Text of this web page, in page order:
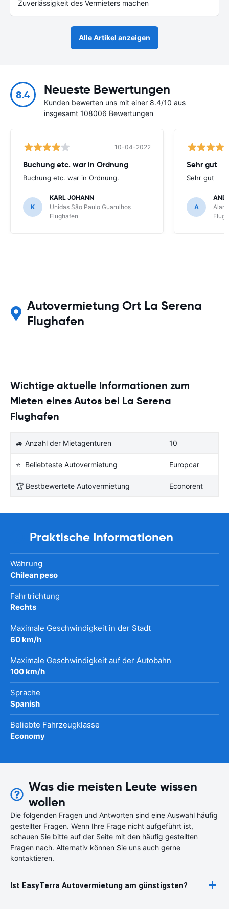
Zuverlässigkeit des Vermieters machen
Alle Artikel anzeigen
8.4 Neueste Bewertungen
Kunden bewerten uns mit einer 8.4/10 aus
insgesamt 108006 Bewertungen
10-04-2022
Buchung etc. war in Ordnung
Buchung etc. war in Ordnung.
K
KARL JOHANN
Unidas São Paulo Guarulhos
Flughafen
Sehr gut
Sehr gut
A
Autovermietung Ort La Serena
Flughafen
Wichtige aktuelle Informationen zum
Mieten eines Autos bei La Serena
Flughafen
🚙 Anzahl der Mietagenturen 10
⭐ Beliebteste Autovermietung Europcar
🏆 Bestbewertete Autovermietung Econorent
Praktische Informationen
Währung
Chilean peso
Fahrtrichtung
Rechts
Maximale Geschwindigkeit in der Stadt
60 km/h
Maximale Geschwindigkeit auf der Autobahn
100 km/h
Sprache
Spanish
Beliebte Fahrzeugklasse
Economy
Was die meisten Leute wissen
wollen
Die folgenden Fragen und Antworten sind eine Auswahl häufig
gestellter Fragen. Wenn Ihre Frage nicht aufgeführt ist,
schauen Sie bitte auf der Seite mit den häufig gestellten
Fragen nach. Alternativ können Sie uns auch gerne
kontaktieren.
Ist EasyTerra Autovermietung am günstigsten?